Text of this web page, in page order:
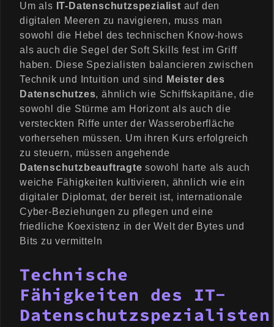
Um als IT-Datenschutzspezialist auf den
digitalen Meeren zu navigieren, muss man
sowohl die Hebel des technischen Know-hows
als auch die Segel der Soft Skills fest im Griff
haben. Diese Spezialisten balancieren zwischen
Technik und Intuition und sind
Meister des
Datenschutzes, ähnlich wie Schiffskapitäne, die
sowohl die Stürme am Horizont als auch die
versteckten Riffe unter der Wasseroberfläche
vorhersehen müssen. Um ihren Kurs erfolgreich
zu steuern, müssen angehende
Datenschutzbeauftragte sowohl harte als auch
weiche Fähigkeiten kultivieren, ähnlich wie ein
digitaler Diplomat, der bereit ist, internationale
Cyber-Beziehungen zu pflegen und eine
friedliche Koexistenz in der Welt der Bytes und
Bits zu vermitteln
Technische
Fähigkeiten des IT-
Datenschutzspezialisten